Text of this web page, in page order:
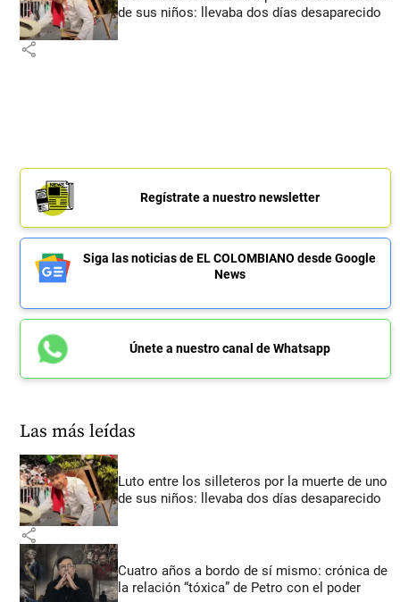
de sus niños: llevaba dos días desaparecido
share
Regístrate a nuestro newsletter
Siga las noticias de EL COLOMBIANO desde Google
News
Únete a nuestro canal de Whatsapp
Las más leídas
Luto entre los silleteros por la muerte de uno
de sus niños: llevaba dos días desaparecido
share
Cuatro años a bordo de sí mismo: crónica de
la relación “tóxica” de Petro con el poder